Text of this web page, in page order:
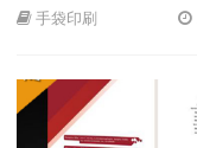
手袋印刷